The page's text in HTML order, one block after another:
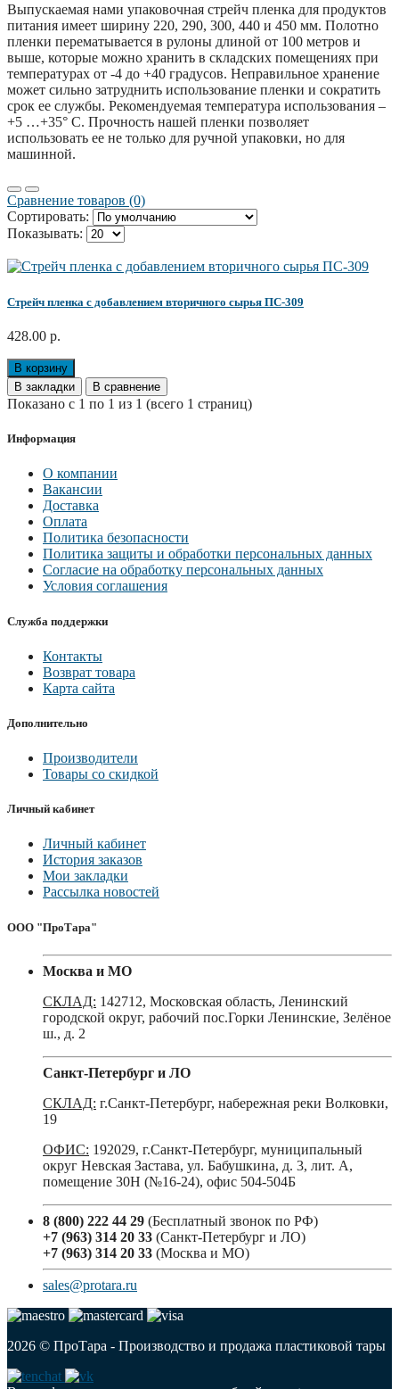
Выпускаемая нами упаковочная стрейч пленка для продуктов
питания имеет ширину 220, 290, 300, 440 и 450 мм. Полотно
пленки перематывается в рулоны длиной от 100 метров и
выше, которые можно хранить в складских помещениях при
температурах от -4 до +40 градусов. Неправильное хранение
может сильно затруднить использование пленки и сократить
срок ее службы. Рекомендуемая температура использования –
+5 …+35° С. Прочность нашей пленки позволяет
использовать ее не только для ручной упаковки, но для
машинной.
Сравнение товаров (0)
Сортировать:
Показывать:
Стрейч пленка с добавлением вторичного сырья ПС-309
428.00 р.
В корзину
В закладки
В сравнение
Показано с 1 по 1 из 1 (всего 1 страниц)
Информация
О компании
Вакансии
Доставка
Оплата
Политика безопасности
Политика защиты и обработки персональных данных
Согласие на обработку персональных данных
Условия соглашения
Служба поддержки
Контакты
Возврат товара
Карта сайта
Дополнительно
Производители
Товары со скидкой
Личный кабинет
Личный кабинет
История заказов
Мои закладки
Рассылка новостей
ООО "ПроТара"
Москва и МО
СКЛАД: 142712, Московская область, Ленинский
городской округ, рабочий пос.Горки Ленинские, Зелёное
ш., д. 2
Санкт-Петербург и ЛО
СКЛАД: г.Санкт-Петербург, набережная реки Волковки,
19
ОФИС: 192029, г.Санкт-Петербург, муниципальный
округ Невская Застава, ул. Бабушкина, д. 3, лит. А,
помещение 30Н (№16-24), офис 504-504Б
8 (800) 222 44 29 (Бесплатный звонок по РФ)
+7 (963) 314 20 33 (Санкт-Петербург и ЛО)
+7 (963) 314 20 33 (Москва и МО)
sales@protara.ru
2026 © ПроТара - Производство и продажа пластиковой тары